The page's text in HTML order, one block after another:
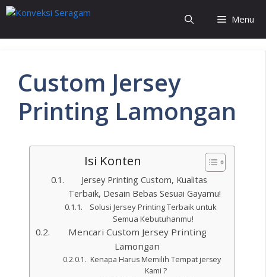
Menu
Custom Jersey
Printing Lamongan
Isi Konten
Jersey Printing Custom, Kualitas
Terbaik, Desain Bebas Sesuai Gayamu!
Solusi Jersey Printing Terbaik untuk
Semua Kebutuhanmu!
Mencari Custom Jersey Printing
Lamongan
Kenapa Harus Memilih Tempat jersey
Kami ?